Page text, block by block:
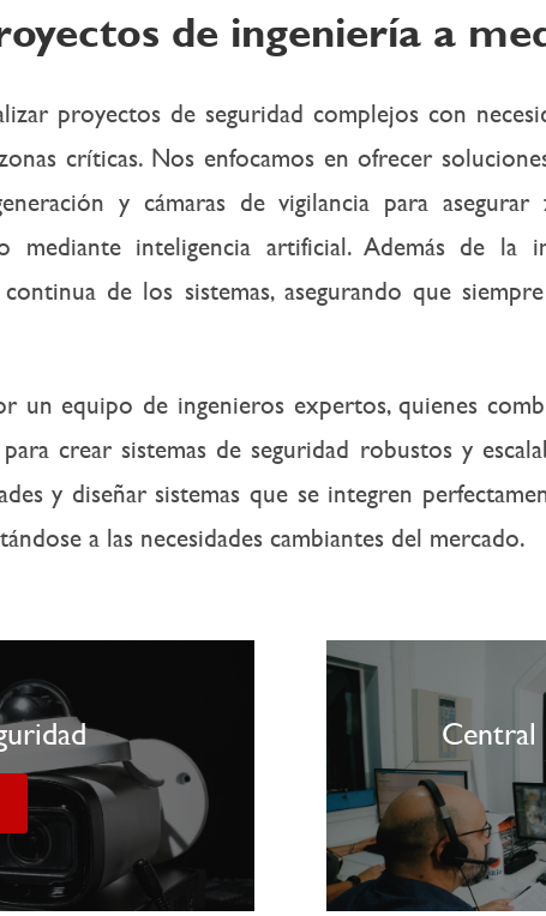
de ingeniería a
proyectos de seguridad complejos con
críticas. Nos enfocamos en ofrecer
y cámaras de vigilancia para
mediante inteligencia artificial.Además de la
de los sistemas, asegurando que
un equipo de ingenieros expertos, quienes
crear sistemas de seguridad robustos y
y diseñar sistemas que se integren
a las necesidades cambiantes del mercado.
Central